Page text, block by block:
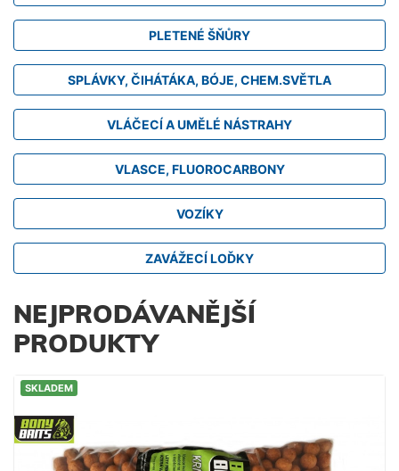
PLETENÉ ŠŇŮRY
SPLÁVKY, ČIHÁTÁKA, BÓJE, CHEM.SVĚTLA
VLÁČECÍ A UMĚLÉ NÁSTRAHY
VLASCE, FLUOROCARBONY
VOZÍKY
ZAVÁŽECÍ LOĎKY
NEJPRODÁVANĚJŠÍ
PRODUKTY
SKLADEM